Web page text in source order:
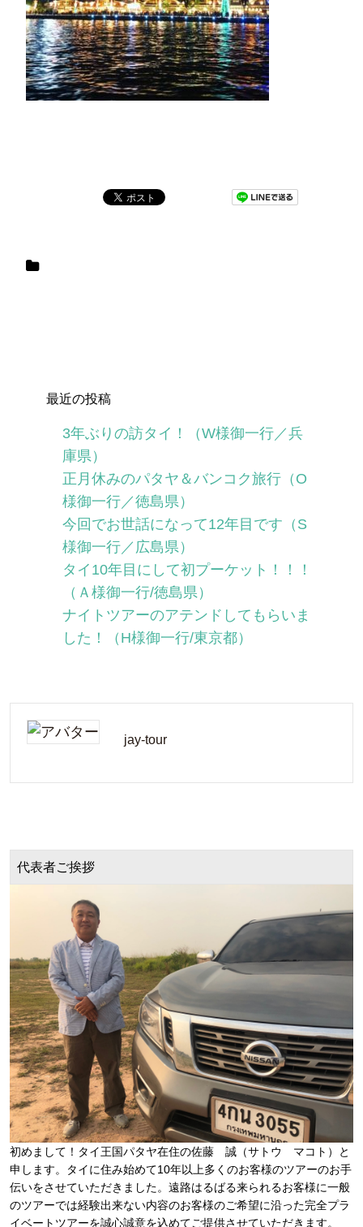
最近の投稿
3年ぶりの訪タイ！（W様御一行／兵
庫県）
正月休みのパタヤ＆バンコク旅行（O
様御一行／徳島県）
今回でお世話になって12年目です（S
様御一行／広島県）
タイ10年目にして初プーケット！！！
（Ａ様御一行/徳島県）
ナイトツアーのアテンドしてもらいま
した！（H様御一行/東京都）
jay-tour
代表者ご挨拶
初めまして！タイ王国パタヤ在住の佐藤 誠（サトウ マコト）と
申します。タイに住み始めて10年以上多くのお客様のツアーのお手
伝いをさせていただきました。遠路はるばる来られるお客様に一般
のツアーでは経験出来ない内容のお客様のご希望に沿った完全プラ
イベートツアーを誠心誠意を込めてご提供させていただきます。